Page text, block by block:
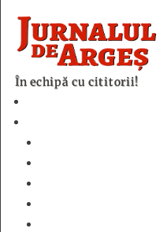
În echipă cu cititorii!